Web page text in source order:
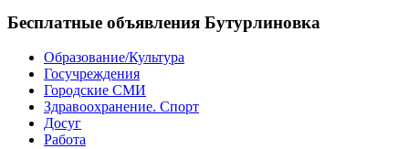
Бесплатные объявления Бутурлиновка
Образование/Культура
Госучреждения
Городские СМИ
Здравоохранение. Спорт
Досуг
Работа